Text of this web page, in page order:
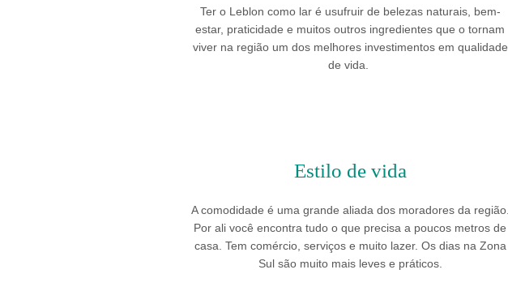
Ter o Leblon como lar é usufruirde belezas naturais, bem-
estar, praticidade e muitos outros ingredientes que o tornam
viver na região um dos melhores investimentos em qualidade
de vida.
Estilo de vida
A comodidade é uma grande aliada dos moradores da região.
Por ali você encontra tudo o que precisa a poucos metros de
casa. Tem comércio, serviços e muito lazer. Os dias na Zona
Sul são muito mais leves e práticos.